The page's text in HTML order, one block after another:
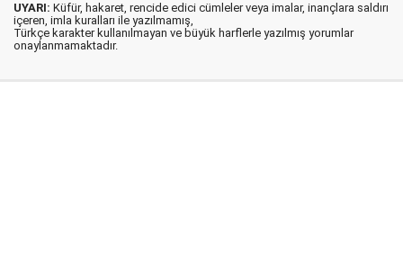
UYARI: Küfür, hakaret, rencide edici cümleler veya imalar, inançlara saldırı
içeren, imla kuralları ile yazılmamış,
Türkçe karakter kullanılmayan ve büyük harflerle yazılmış yorumlar
onaylanmamaktadır.